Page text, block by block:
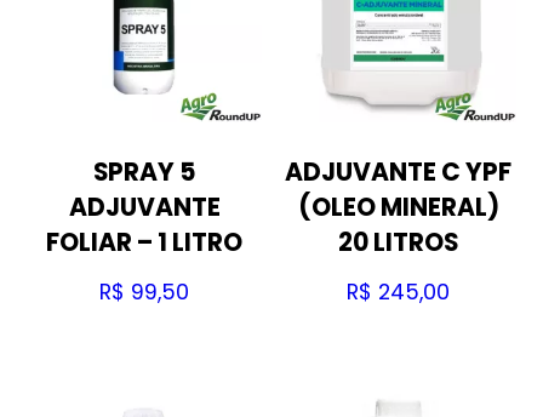
SPRAY 5
ADJUVANTE
FOLIAR – 1 LITRO
R$ 99,50
ADJUVANTE C YPF
(OLEO MINERAL)
20 LITROS
R$ 245,00